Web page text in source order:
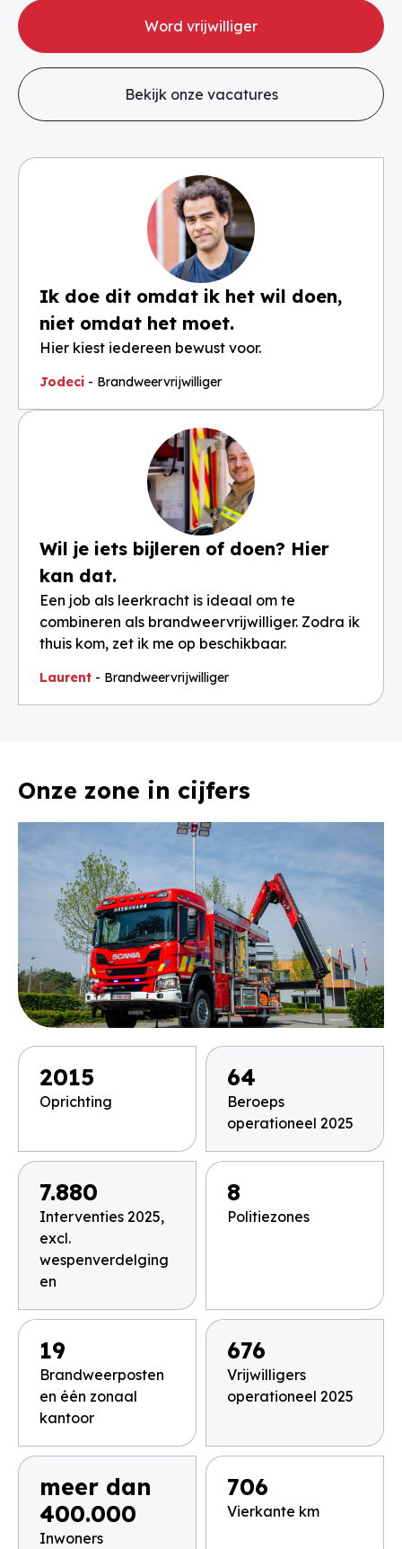
Word vrijwilliger
Bekijk onze vacatures
Ik doe dit omdat ik het wil doen,
niet omdat het moet.
Hier kiest iedereen bewust voor.
Jodeci - Brandweervrijwilliger
Wil je iets bijleren of doen? Hier
kan dat.
Een job als leerkracht is ideaal om te
combineren als brandweervrijwilliger. Zodra ik
thuis kom, zet ik me op beschikbaar.
Laurent - Brandweervrijwilliger
Onze zone in cijfers
2015
Oprichting
64
Beroeps
operationeel 2025
7.880
Interventies 2025,
excl.
wespenverdelging
en
8
Politiezones
19
Brandweerposten
en één zonaal
kantoor
676
Vrijwilligers
operationeel 2025
meer dan
400.000
Inwoners
706
Vierkante km